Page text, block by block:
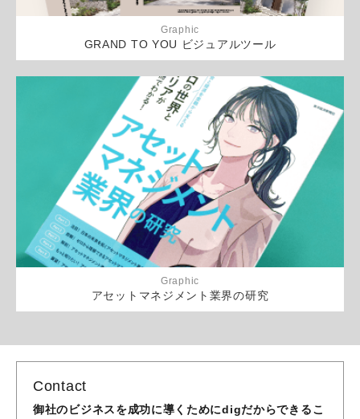
Graphic
GRAND TO YOU ビジュアルツール
Graphic
アセットマネジメント業界の研究
Contact
御社のビジネスを成功に導くためにdigだからできるこ